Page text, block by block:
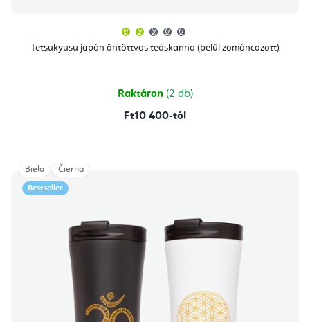
Tetsukyusu japán öntöttvas teáskanna (belül zománcozott)
átlagos
értékelése
csillag.
Raktáron (2 db)
Ft10 400-tól
Bestseller
Biela Čierna